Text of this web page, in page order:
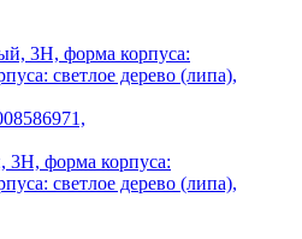
3H, форма корпуса:
светлое дерево (липа),